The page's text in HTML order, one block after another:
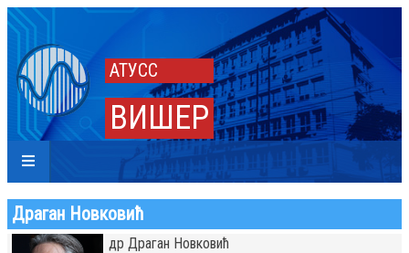
АТУСС
ВИШЕР
Драган Новковић
др Драган Новковић